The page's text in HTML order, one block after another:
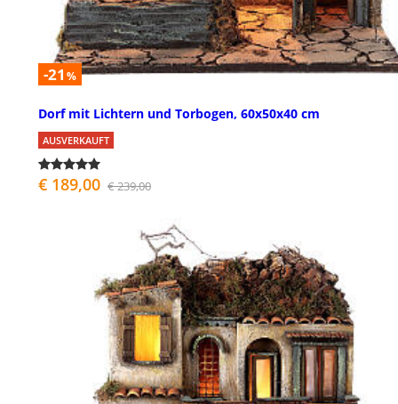
-21 %
Dorf mit Lichtern und Torbogen, 60x50x40 cm
AUSVERKAUFT
€ 189,00 € 239,00